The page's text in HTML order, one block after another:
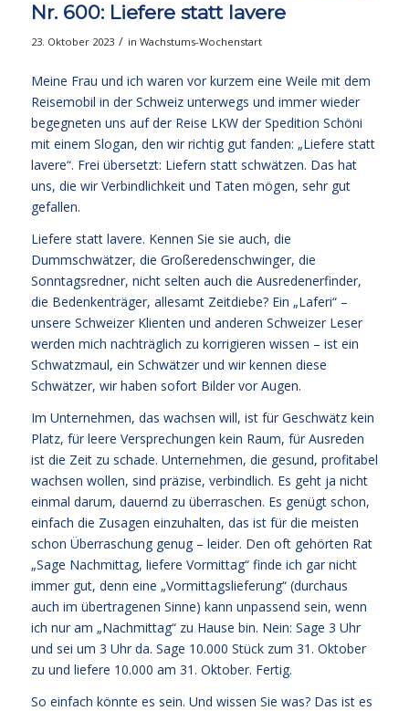
Nr. 600: Liefere statt lavere
23. Oktober 2023 / in Wachstums-Wochenstart
Meine Frau und ich waren vor kurzem eine Weile mit dem
Reisemobil in der Schweiz unterwegs und immer wieder
begegneten uns auf der Reise LKW der Spedition Schöni
mit einem Slogan, den wir richtig gut fanden: „Liefere statt
lavere“. Frei übersetzt: Liefern statt schwätzen. Das hat
uns, die wir Verbindlichkeit und Taten mögen, sehr gut
gefallen.
Liefere statt lavere. Kennen Sie sie auch, die
Dummschwätzer, die Großeredenschwinger, die
Sonntagsredner, nicht selten auch die Ausredenerfinder,
die Bedenkenträger, allesamt Zeitdiebe? Ein „Laferi“ –
unsere Schweizer Klienten und anderen Schweizer Leser
werden mich nachträglich zu korrigieren wissen – ist ein
Schwatzmaul, ein Schwätzer und wir kennen diese
Schwätzer, wir haben sofort Bilder vor Augen.
Im Unternehmen, das wachsen will, ist für Geschwätz kein
Platz, für leere Versprechungen kein Raum, für Ausreden
ist die Zeit zu schade. Unternehmen, die gesund, profitabel
wachsen wollen, sind präzise, verbindlich. Es geht ja nicht
einmal darum, dauernd zu überraschen. Es genügt schon,
einfach die Zusagen einzuhalten, das ist für die meisten
schon Überraschung genug – leider. Den oft gehörten Rat
„Sage Nachmittag, liefere Vormittag“ finde ich gar nicht
immer gut, denn eine „Vormittagslieferung“ (durchaus
auch im übertragenen Sinne) kann unpassend sein, wenn
ich nur am „Nachmittag“ zu Hause bin. Nein: Sage 3 Uhr
und sei um 3 Uhr da. Sage 10.000 Stück zum 31. Oktober
zu und liefere 10.000 am 31. Oktober. Fertig.
So einfach könnte es sein. Und wissen Sie was? Das ist es